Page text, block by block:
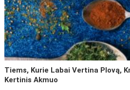
Tiems, Kurie Labai Vertina Plovą,
Kertinis Akmuo